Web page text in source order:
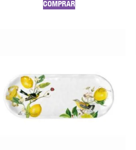
COMPRAR